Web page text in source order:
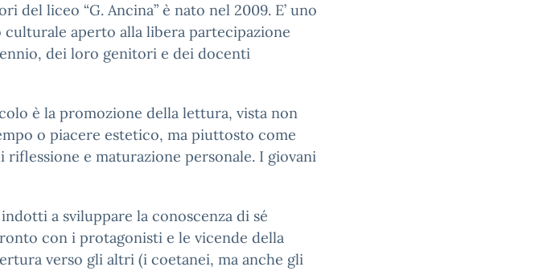
del liceo “G. Ancina” è nato nel 2009. E’ uno
aperto alla libera partecipazione
dei loro genitori e dei docenti
è la promozione della lettura, vista non
o piacere estetico, ma piuttosto come
riflessione e maturazione personale. I giovani
a sviluppare la conoscenza di sé
con i protagonisti e le vicende della
verso gli altri (i coetanei, ma anche gli